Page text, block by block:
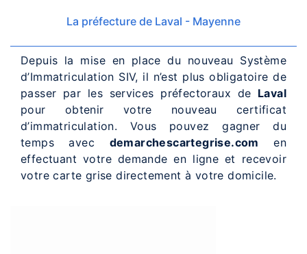
La préfecture de Laval - Mayenne
Depuis la mise en place du nouveau Système
d’Immatriculation SIV, il n’est plus obligatoire de
passer par les services préfectoraux de Laval
pour obtenir votre nouveau certificat
d’immatriculation. Vous pouvez gagner du
temps avec demarchescartegrise.com en
effectuant votre demande en ligne et recevoir
votre carte grise directement à votre domicile.